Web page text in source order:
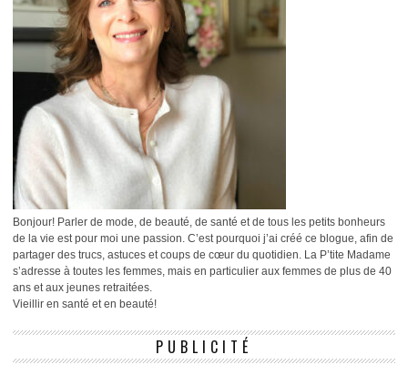
Bonjour! Parler de mode, de beauté, de santé et de tous les petits bonheurs
de la vie est pour moi une passion. C’est pourquoi j’ai créé ce blogue, afin de
partager des trucs, astuces et coups de cœur du quotidien. La P’tite Madame
s’adresse à toutes les femmes, mais en particulier aux femmes de plus de 40
ans et aux jeunes retraitées.
Vieillir en santé et en beauté!
PUBLICITÉ